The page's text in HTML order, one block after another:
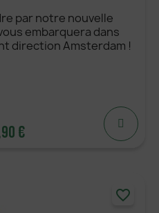
par notre nouvelle
embarquera dans
direction Amsterdam !
€
favorite_border